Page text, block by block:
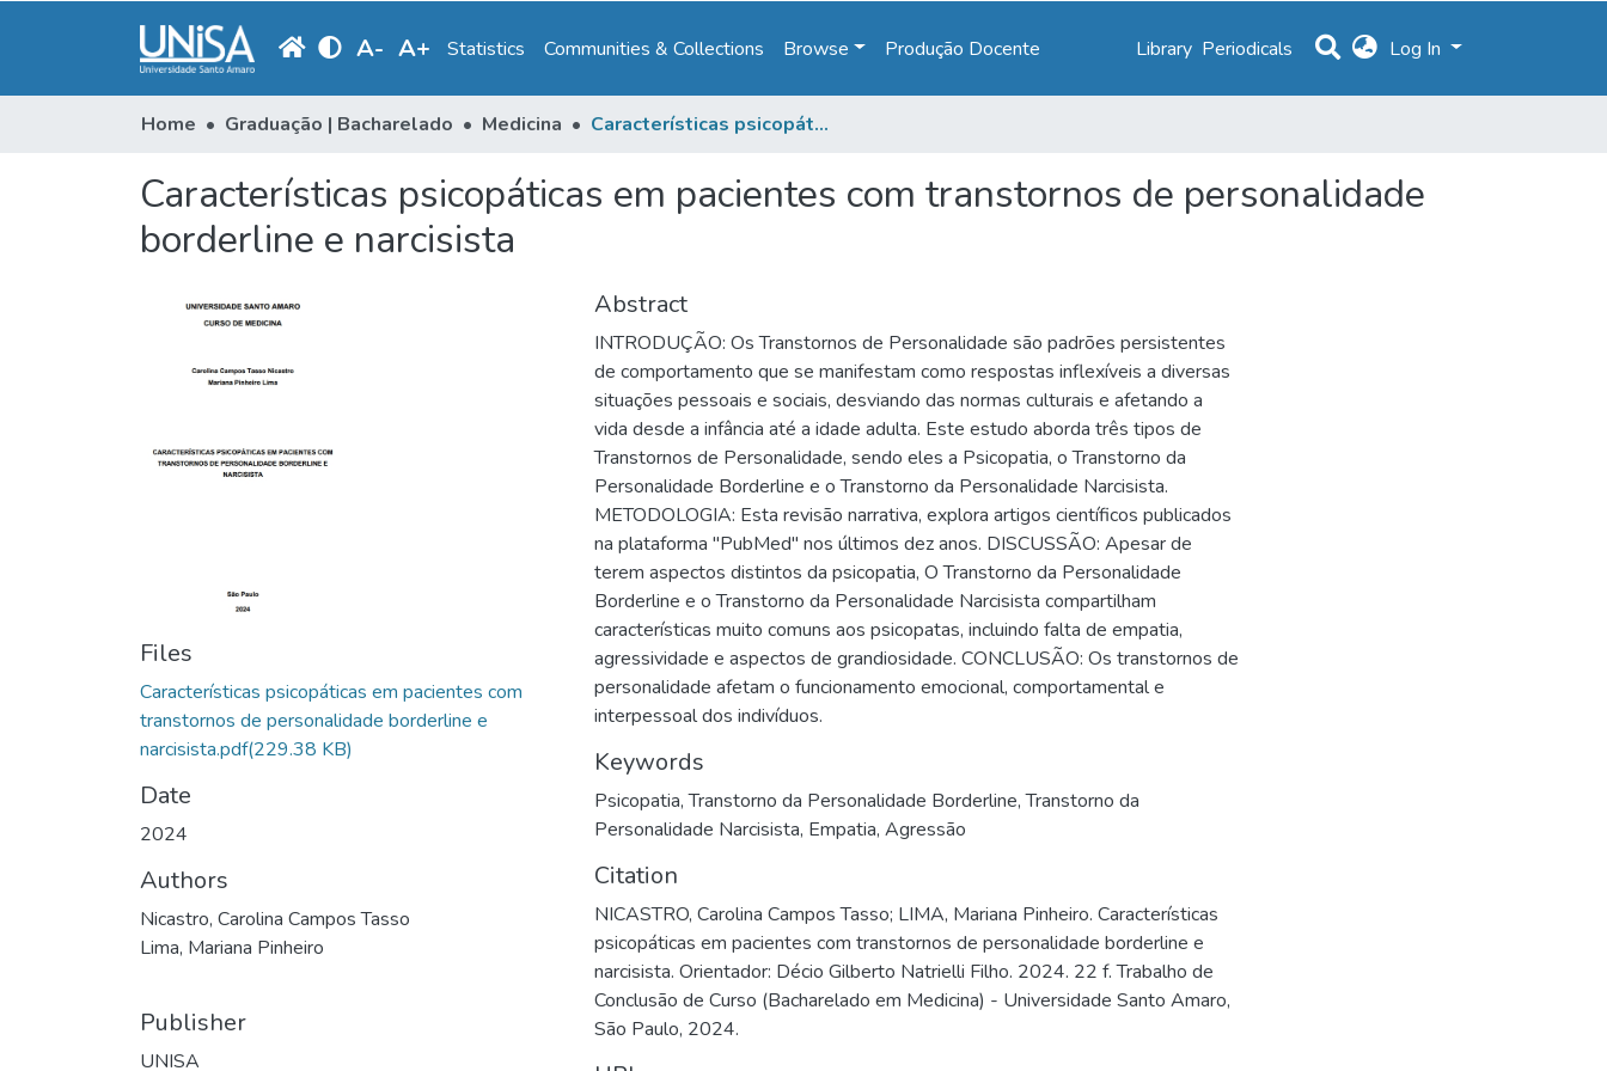
A- A+ Statistics Communities & Collections Browse Produção Docente Library Periodicals Log In
Home Graduação | Bacharelado Medicina Características psicopáticas em pacientes com transtornos de personalidade borderline e narcisista
Características psicopáticas em pacientes com transtornos de personalidade
borderline e narcisista
Files
Características psicopáticas em pacientes com
transtornos de personalidade borderline e
narcisista.pdf(229.38 KB)
Date
2024
Authors
Nicastro, Carolina Campos Tasso
Lima, Mariana Pinheiro
Publisher
UNISA
Abstract
INTRODUÇÃO: Os Transtornos de Personalidade são padrões persistentes
de comportamento que se manifestam como respostas inflexíveis a diversas
situações pessoais e sociais, desviando das normas culturais e afetando a
vida desde a infância até a idade adulta. Este estudo aborda três tipos de
Transtornos de Personalidade, sendo eles a Psicopatia, o Transtorno da
Personalidade Borderline e o Transtorno da Personalidade Narcisista.
METODOLOGIA: Esta revisão narrativa, explora artigos científicos publicados
na plataforma "PubMed" nos últimos dez anos. DISCUSSÃO: Apesar de
terem aspectos distintos da psicopatia, O Transtorno da Personalidade
Borderline e o Transtorno da Personalidade Narcisista compartilham
características muito comuns aos psicopatas, incluindo falta de empatia,
agressividade e aspectos de grandiosidade. CONCLUSÃO: Os transtornos de
personalidade afetam o funcionamento emocional, comportamental e
interpessoal dos indivíduos.
Keywords
Psicopatia,Transtorno da Personalidade Borderline,Transtorno da
Personalidade Narcisista, Empatia, Agressão
Citation
NICASTRO, Carolina Campos Tasso; LIMA, Mariana Pinheiro. Características
psicopáticas em pacientes com transtornos de personalidade borderline e
narcisista. Orientador: Décio Gilberto Natrielli Filho. 2024. 22 f. Trabalho de
Conclusão de Curso (Bacharelado em Medicina) - Universidade Santo Amaro,
São Paulo, 2024.